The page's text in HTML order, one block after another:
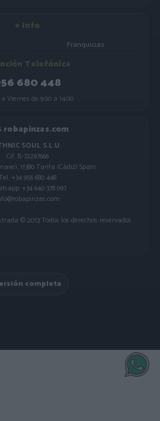
+ Info
Franquicias
Telefónica
680 448
Viernes de 9:00 a 14:00
robapinzas.com
SOUL S.L.U.
Cif. B-72297666
11380 Tarifa (Cádiz) Spain
+34 956 680 448
+34 640 378 097
© 2013 Todos los derechos reservados
completa